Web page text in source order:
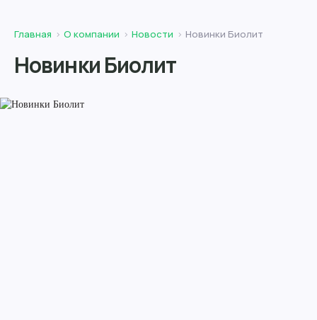
Главная О компании Новости Новинки Биолит
Новинки Биолит